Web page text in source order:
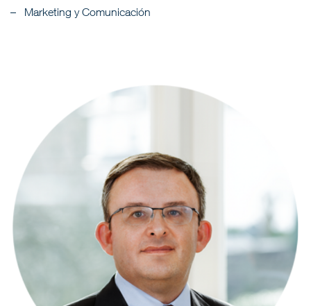
Marketing y Comunicación